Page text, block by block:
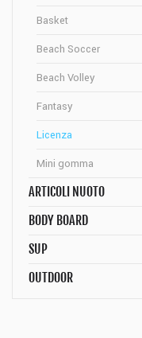
Basket
Beach Soccer
Beach Volley
Fantasy
Licenza
Mini gomma
ARTICOLI NUOTO
BODY BOARD
SUP
OUTDOOR